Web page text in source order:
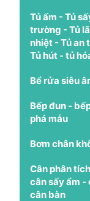
Tủ ấm - Tủ
trường - Tủ
nhiệt - Tủ an
Tủ hút - tủ
Bể rửa siêu
Bếp đun -
phá mẫu
Bơm chân
Cân phân
cân sấy ẩm -
cân bàn